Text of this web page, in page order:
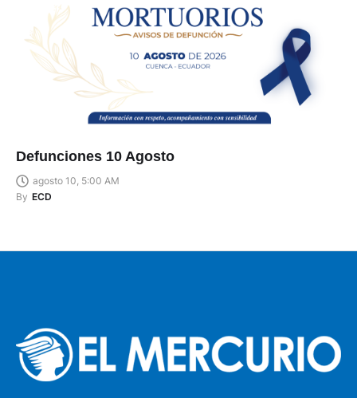
Defunciones 10 Agosto
agosto 10, 5:00 AM
By ECD